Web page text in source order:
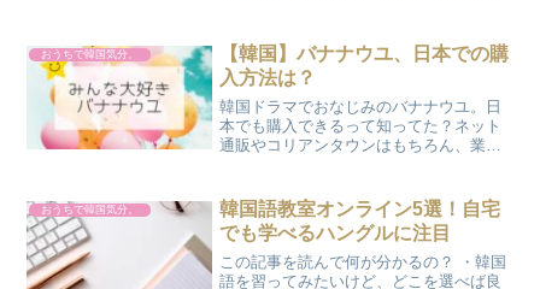
ケット。コスメも、ファッションも、食
品も、日本にいながら、...
おうちで韓国気分。
【韓国】バナナウユ、日本での購
入方法は？
韓国ドラマでおなじみのバナナウユ。日
本でも購入できるって知ってた？ネット
通販やコリアンタウンはもちろん、業務
入方法まで、まとめてご紹介します♪
おうちで韓国気分。
韓国語教室オンライン5選！自宅
でも学べるハングルに注目
この記事を読んで何が分かるの？ ・韓国
語を習ってみたいけど、どこを選べば良